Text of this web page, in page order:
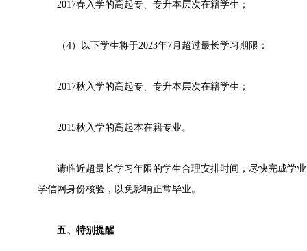
2017春入学的高起专、专升本层次在籍学生；
（4）以下学生将于2023年7月超过最长学习期限：
2017秋入学的高起专、专升本层次在籍学生；
2015秋入学的高起本在籍专业。
请临近超最长学习年限的学生合理安排时间，尽快完成学业
学信网身份核验，以免影响正常毕业。
五、特别提醒